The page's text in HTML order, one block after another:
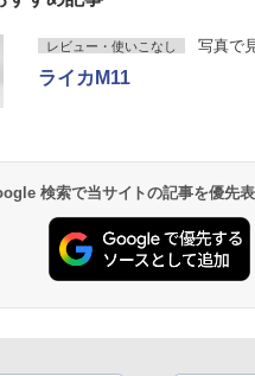
レビュー・使いこなし 写真で
ライカM11
検索で当サイトの記事を優先